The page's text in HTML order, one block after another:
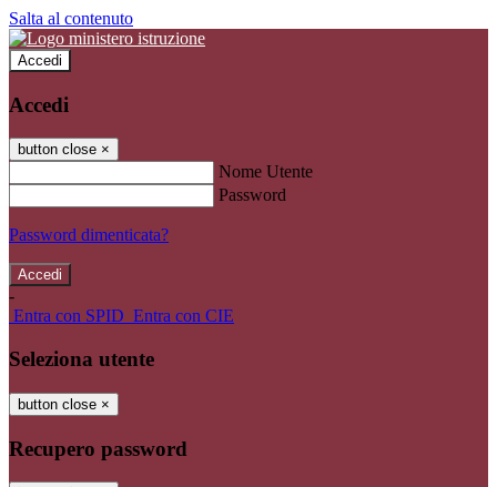
Salta al contenuto
Accedi
Accedi
button close ×
Nome Utente
Password
Password dimenticata?
-
Entra con SPID Entra con CIE
Seleziona utente
button close ×
Recupero password